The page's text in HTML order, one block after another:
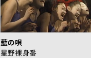
藍の唄
星野裸身番